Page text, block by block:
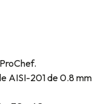
AISI-201 de 0.8 mm